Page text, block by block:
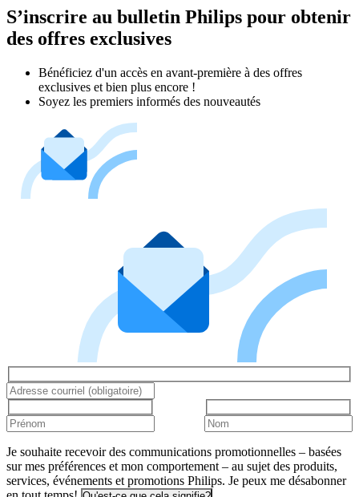
S’inscrire au bulletin Philips pour obtenir
des offres exclusives
Bénéficiez d'un accès en avant-première à des offres
exclusives et bien plus encore !
Soyez les premiers informés des nouveautés
Je souhaite recevoir des communications promotionnelles – basées
sur mes préférences et mon comportement – au sujet des produits,
services, événements et promotions Philips. Je peux me désabonner